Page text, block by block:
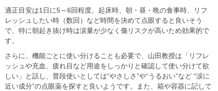
適正目安は1日に5～6回程度。起床時、朝・昼・晩の食事時、リフ
レッシュしたい時（数回）など時間を決めて点眼すると良いそう
で、特に朝起き抜け時は涙量が少なく傷リスクが高いため効果的で
す。
さらに、機能ごとに使い分けることも必要で、山田教授は「リフレ
ッシュや充血、疲れ目など用途をしっかりと確認して使い分けて欲
しい」と話し、普段使いとしては“やさしさ”や“うるおい”など “涙に
近い成分”の点眼薬を探すと良いようです。また、箱や容器に記して